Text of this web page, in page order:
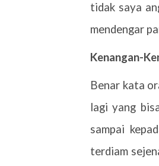
tidak saya
mendengar
Kenangan-
Benar kata
lagi yang
sampai
terdiam